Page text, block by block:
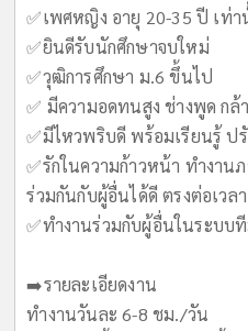
✅️เพศหญิง อายุ 20-35 ปี เท่
✅️ยินดีรับนักศึกษาจบใหม่
✅️วุฒิการศึกษา ม.6 ขึ้นไป
✅️ มีความอดทนสูง ช่างพูด กล้
✅️มีไหวพริบดี พร้อมเรียนรู้ ป
✅️รักในความก้าวหน้า ทำงาน
ร่วมกันกับผู้อื่นได้ดี ตรงต่อเวล
✅️ทำงานร่วมกับผู้อื่นในระบบ
➡️รายละเอียดงาน
ทำงานวันละ 6-8 ชม./วัน